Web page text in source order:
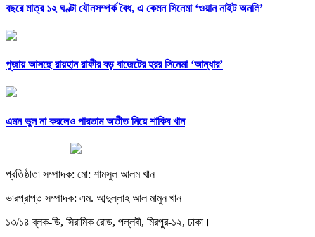
বছরে মাত্র ১২ ঘণ্টা যৌনসম্পর্ক বৈধ, এ কেমন সিনেমা ‘ওয়ান নাইট অনলি’
পূজায় আসছে রায়হান রাফীর বড় বাজেটের হরর সিনেমা ‘আন্ধার’
এমন ভুল না করলেও পারতাম অতীত নিয়ে শাকিব খান
প্রতিষ্ঠাতা সম্পাদক: মো: শামসুল আলম খান
ভারপ্রাপ্ত সম্পাদক: এম. আব্দুল্লাহ আল মামুন খান
১৩/১৪ ব্লক-ডি, সিরামিক রোড, পল্লবী, মিরপুর-১২, ঢাকা।